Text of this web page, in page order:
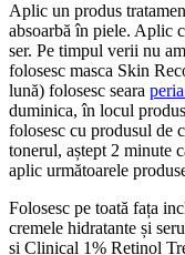
Aplic un produs
absoarbă în piele. Aplic
ser. Pe timpul verii nu
folosesc masca Skin
lună) folosesc seara
duminica, în locul
folosesc cu produsul de
tonerul, aștept 2 minute
aplic următoarele
Folosesc pe toată fața
cremele hidratante și
și Clinical 1% Retinol